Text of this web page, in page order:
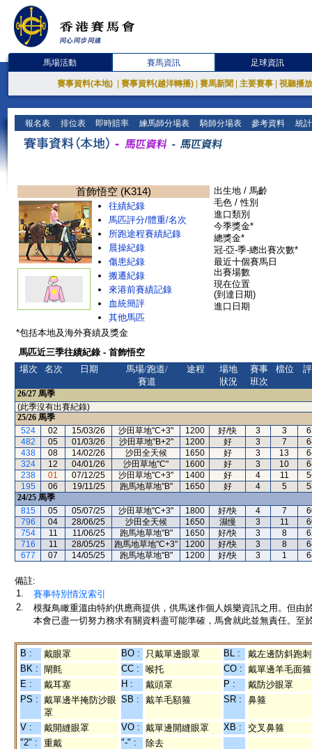
馬場活動 賽馬資訊 足球資訊
賽事資料(本地) 賽事資料(越洋轉播) 賽馬新聞 主要賽事 視聽播
報名表 排位表 即時賠率 練馬師分場表 騎師分場表 參考資料 統
首飾悟空 (K314)
往績紀錄
馬匹評分/體重/名次
所跑途程賽績紀錄
晨操紀錄
傷患紀錄
搬遷紀錄
來港前賽績記錄
血統簡評
其他馬匹
出生地 / 馬齡
毛色 / 性別
進口類別
今季獎金*
總獎金*
冠-亞-季-總出賽次數*
最近十個賽馬日
出賽場數
現在位置
(到達日期)
進口日期
*包括本地及海外賽績及獎金
馬匹近三季往績紀錄 - 首飾悟空
場次
名次 日期
馬場/跑道/
賽道
途程
場地
狀況
賽事
班次
檔位
26/27 馬季
(此季沒有出賽紀錄)
25/26 馬季
524
02 15/03/26 沙田草地"C+3" 1200 好/快 3 3
482
05 01/03/26 沙田草地"B+2" 1200 好 3 7
438
08 14/02/26 沙田全天候 1650 好 3 13
324
12 04/01/26 沙田草地"C" 1600 好 3 10
238
01 07/12/25 沙田草地"C+3" 1400 好 4 11
195
06 19/11/25 跑馬地草地"B" 1650 好 4 5
24/25 馬季
815
05 05/07/25 沙田草地"C+3" 1800 好/快 4 7
796
04 28/06/25 沙田全天候 1650 濕慢 3 11
754
11 11/06/25 跑馬地草地"B" 1650 好/快 3 8
716
11 28/05/25 跑馬地草地"C+3" 1200 好/快 3 8
677
07 14/05/25 跑馬地草地"B" 1200 好/快 3 1
備註:
1.
賽事特別情況索引
2.
模擬鳥瞰重溫由特約供應商提供，供馬迷作個人娛樂資訊之用。但
本會已盡一切努力務求有關資料盡可能準確，馬會就此並無責任。至
B : 戴眼罩 BO : 只戴單邊眼罩 BL :
戴左邊防斜跑
BK :
閘氈 CC : 喉托 CO : 戴單邊羊毛面箍
E :
戴耳塞 H : 戴頭罩 P :
戴防沙眼罩
PS : 戴單邊半掩防沙眼
罩
SB : 戴羊毛額箍 SR : 鼻箍
V : 戴開縫眼罩 VO : 戴單邊開縫眼罩 XB :
交叉鼻箍
"2" :
重戴 "-" : 除去